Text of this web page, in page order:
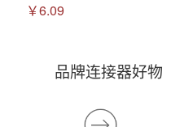
￥6.09
品牌连接器好物